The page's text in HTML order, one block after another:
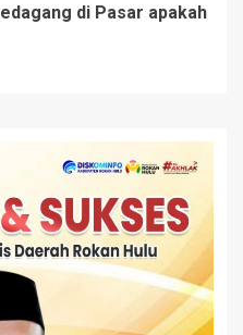
di Pasar apakah